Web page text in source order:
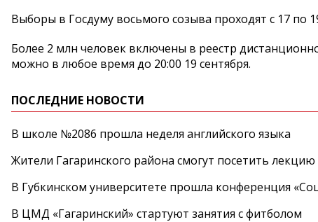
Выборы в Госдуму восьмого созыва проходят с 17 по
Более 2 млн человек включены в реестр
можно в любое время до 20:00 19 сентября.
ПОСЛЕДНИЕ НОВОСТИ
В школе №2086 прошла неделя английского языка
Жители Гагаринского района смогут посетить
В Губкинском университете прошла конференция
В ЦМД «Гагаринский» стартуют занятия с фитболом